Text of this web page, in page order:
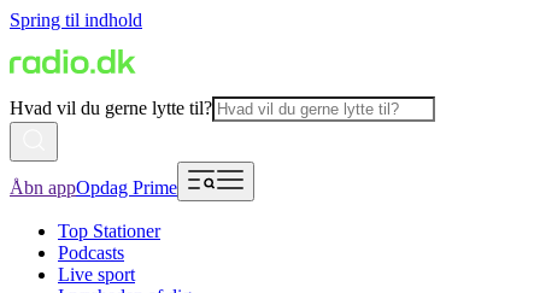
Spring til indhold
Hvad vil du gerne lytte til?
Åbn appOpdag Prime
Top Stationer
Podcasts
Live sport